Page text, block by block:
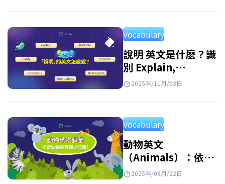
用？
Vocabulary
說明 英文是什麽？識
別 Explain,
Illustrate,
Instruction
2025年/11月/03日
Vocabulary
動物英文
（Animals）：依
26 個英文字母整理
2025年/09月/22日